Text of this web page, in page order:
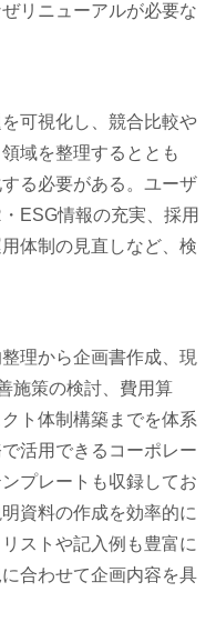
リニューアルが必要な
可視化し、競合比較や
域を整理するととも
る必要がある。ユーザ
ESG情報の充実、採用
体制の見直しなど、検
理から企画書作成、現
施策の検討、費用算
ト体制構築までを体系
活用できるコーポレー
プレートも収録してお
資料の作成を効率的に
ストや記入例も豊富に
合わせて企画内容を具